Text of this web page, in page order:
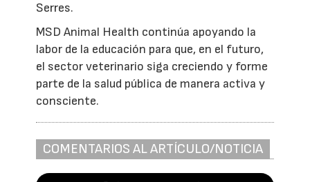
Serres.
MSD Animal Health continúa apoyando la
labor de la educación para que, en el futuro,
el sector veterinario siga creciendo y forme
parte de la salud pública de manera activa y
consciente.
COMENTARIOS AL ARTÍCULO/NOTICIA